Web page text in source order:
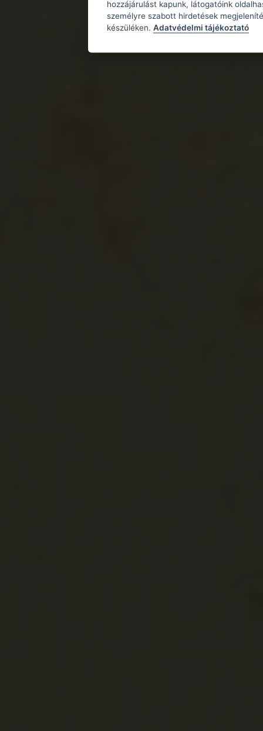
hozzájárulást kapunk, látogatóink
személyre szabott hirdetések
készüléken. Adatvédelmi tájékoztató